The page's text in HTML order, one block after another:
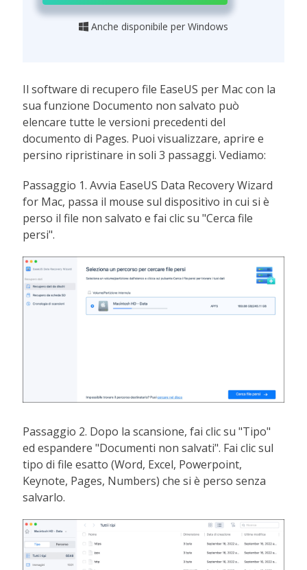
 Anche disponibile per Windows
Il software di recupero file EaseUS per Mac con la
sua funzione Documento non salvato può
elencare tutte le versioni precedenti del
documento di Pages. Puoi visualizzare, aprire e
persino ripristinare in soli 3 passaggi. Vediamo:
Passaggio 1. Avvia EaseUS Data Recovery Wizard
for Mac, passa il mouse sul dispositivo in cui si è
perso il file non salvato e fai clic su "Cerca file
persi".
Passaggio 2. Dopo la scansione, fai clic su "Tipo"
ed espandere "Documenti non salvati". Fai clic sul
tipo di file esatto (Word, Excel, Powerpoint,
Keynote, Pages, Numbers) che si è perso senza
salvarlo.